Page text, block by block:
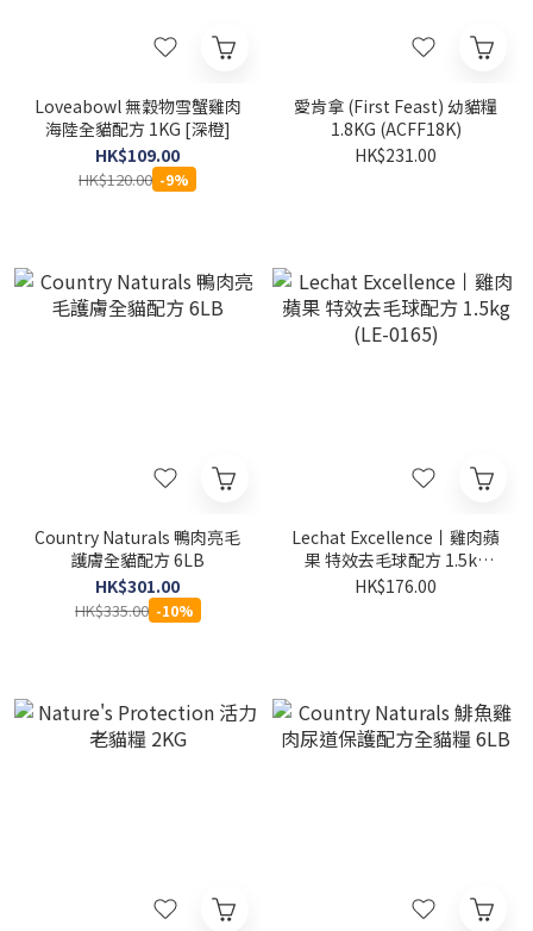
Loveabowl 無穀物雪蟹雞肉
海陸全貓配方 1KG [深橙]
HK$109.00
HK$120.00 -9%
愛肯拿 (First Feast) 幼貓糧
1.8KG (ACFF18K)
HK$231.00
Country Naturals 鴨肉亮毛
護膚全貓配方 6LB
HK$301.00
HK$335.00 -10%
Lechat Excellence丨雞肉蘋
果 特效去毛球配方 1.5kg
(LE-0165)
HK$176.00